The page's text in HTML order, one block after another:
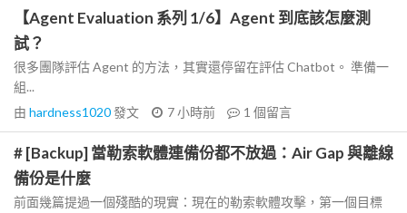
【Agent Evaluation 系列 1/6】Agent 到底該怎麼測
試？
很多團隊評估 Agent 的方法，其實還停留在評估 Chatbot。 準備一
組...
由 hardness1020發文 7 小時前 1 個留言
# [Backup] 當勒索軟體連備份都不放過：Air Gap 與離線
備份是什麼
前面幾篇提過一個殘酷的現實：現在的勒索軟體攻擊，第一個目標